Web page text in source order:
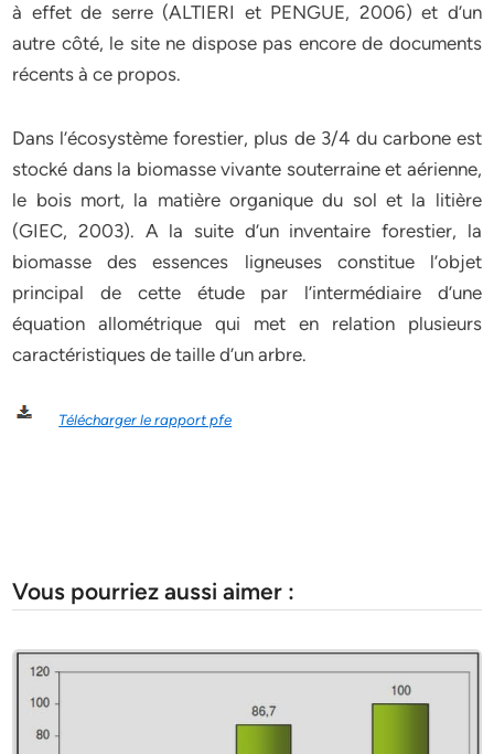
à effet de serre (ALTIERI et PENGUE, 2006) et d’un
autre côté, le site ne dispose pas encore de documents
récents à ce propos.
Dans l’écosystème forestier, plus de 3/4 du carbone est
stocké dans la biomasse vivante souterraine et aérienne,
le bois mort, la matière organique du sol et la litière
(GIEC, 2003). A la suite d’un inventaire forestier, la
biomasse des essences ligneuses constitue l’objet
principal de cette étude par l’intermédiaire d’une
équation allométrique qui met en relation plusieurs
caractéristiques de taille d’un arbre.
Télécharger le rapport pfe
Vous pourriez aussi aimer :